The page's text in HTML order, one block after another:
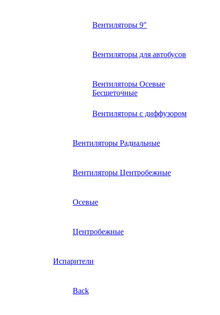
Вентиляторы 9″
Вентиляторы для автобусов
Вентиляторы Осевые
Бесщеточные
Вентиляторы с диффузором
Вентиляторы Радиальные
Вентиляторы Центробежные
Осевые
Центробежные
Испарители
Back